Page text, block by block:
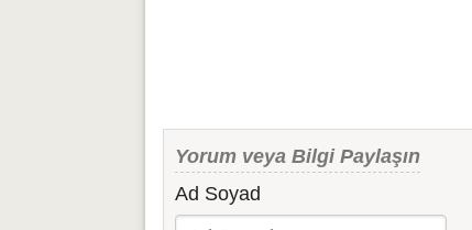
Yorum veya Bilgi Paylaşın
Ad Soyad